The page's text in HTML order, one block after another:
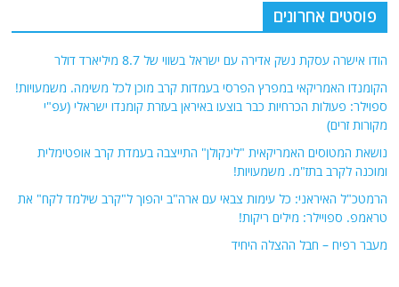
פוסטים אחרונים
הודו אישרה עסקת נשק אדירה עם ישראל בשווי של 8.7 מיליארד דולר
הקומנדו האמריקאי במפרץ הפרסי בעמדות קרב מוכן לכל משימה. משמעויות!
ספוילר: פעולות הכרחיות כבר בוצעו באיראן בעזרת קומנדו ישראלי (עפ"י
מקורות זרים)
נושאת המטוסים האמריקאית "לינקולן" התייצבה בעמדת קרב אופטימלית
ומוכנה לקרב בתז"מ. משמעויות!
הרמטכ"ל האיראני: כל עימות צבאי עם ארה"ב יהפוך ל"קרב שילמד לקח" את
טראמפ. ספויילר: מילים ריקות!
מעבר רפיח – חבל ההצלה היחיד